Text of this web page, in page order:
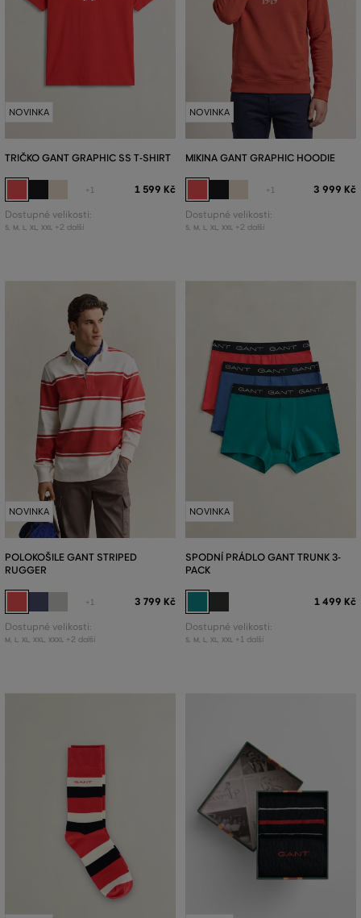
NOVINKA
TRIČKO GANT GRAPHIC SS T-SHIRT
+1 1 599 Kč
Dostupné velikosti:
S, M L XL XXL +2 další
NOVINKA
MIKINA GANT GRAPHIC HOODIE
+1 3 999 Kč
Dostupné velikosti:
S, M L XL XXL +2 další
NOVINKA
POLOKOŠILE GANT STRIPED
RUGGER
+1 3 799 Kč
Dostupné velikosti:
M L XL XXL XXXL +2 další
NOVINKA
SPODNÍ PRÁDLO GANT TRUNK 3-
PACK
1 499 Kč
Dostupné velikosti:
S, M L XL XXL +1 další